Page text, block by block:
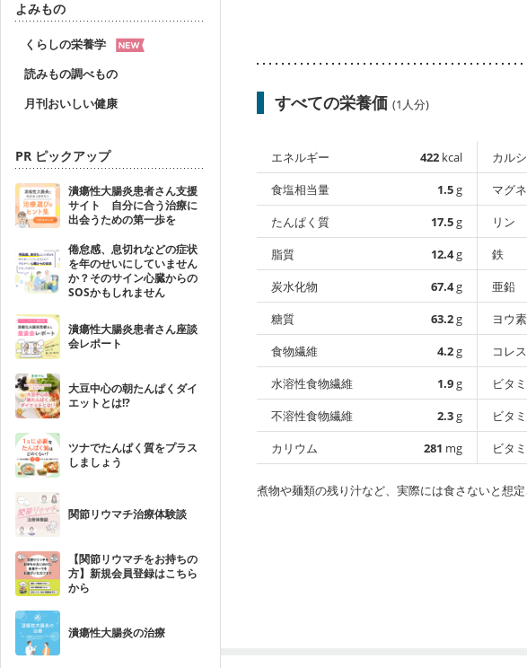
よみもの
くらしの栄養学
読みもの調べもの
月刊おいしい健康
PR ピックアップ
潰瘍性大腸炎患者さん支援
サイト 自分に合う治療に
出会うための第一歩を
倦怠感、息切れなどの症状
を年のせいにしていません
か？そのサイン心臓からの
SOSかもしれません
潰瘍性大腸炎患者さん座談
会レポート
大豆中心の朝たんぱくダイ
エットとは!?
ツナでたんぱく質をプラス
しましょう
関節リウマチ治療体験談
【関節リウマチをお持ちの
方】新規会員登録はこちら
から
潰瘍性大腸炎の治療
すべての栄養価 (1人分)
エネルギー 422 kcal
食塩相当量
1.5g
たんぱく質
17.5g
脂質
12.4g
炭水化物
67.4g
糖質
63.2g
食物繊維
4.2g
水溶性食物繊維
1.9g
不溶性食物繊維
2.3g
カリウム
281 mg
カル
マグ
リン
鉄
亜鉛
ヨウ素
コレ
ビタ
ビタ
ビタ
煮物や麺類の残り汁など、実際には食さないと想